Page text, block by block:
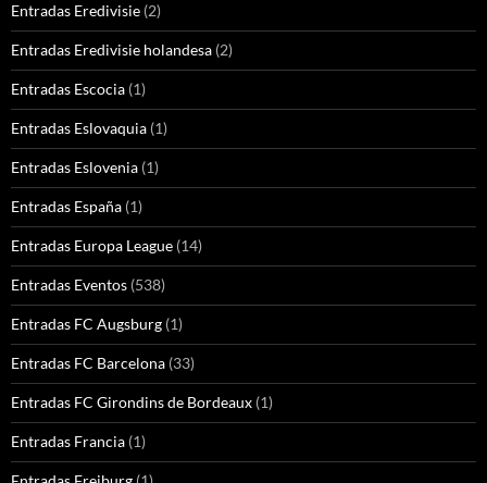
Entradas Eredivisie (2)
Entradas Eredivisie holandesa (2)
Entradas Escocia (1)
Entradas Eslovaquia (1)
Entradas Eslovenia (1)
Entradas España (1)
Entradas Europa League (14)
Entradas Eventos (538)
Entradas FC Augsburg (1)
Entradas FC Barcelona (33)
Entradas FC Girondins de Bordeaux (1)
Entradas Francia (1)